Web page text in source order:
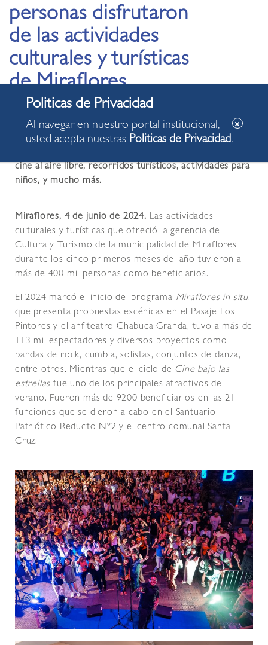
personas disfrutaron
de las actividades
culturales y turísticas
de Miraflores
04.06.2024
cine al aire libre, recorridos turísticos, actividades para
niños, y mucho más.
Miraflores, 4 de junio de 2024. Las actividades
culturales y turísticas que ofreció la gerencia de
Cultura y Turismo de la municipalidad de Miraflores
durante los cinco primeros meses del año tuvieron a
más de 400 mil personas como beneficiarios.
El 2024 marcó el inicio del programa Miraflores in situ,
que presenta propuestas escénicas en el Pasaje Los
Pintores y el anfiteatro Chabuca Granda, tuvo a más de
113 mil espectadores y diversos proyectos como
bandas de rock, cumbia, solistas, conjuntos de danza,
entre otros. Mientras que el ciclo de Cine bajo las
estrellas fue uno de los principales atractivos del
verano. Fueron más de 9200 beneficiarios en las 21
funciones que se dieron a cabo en el Santuario
Patriótico Reducto Nº2 y el centro comunal Santa
Cruz.
Al navegar en nuestro portal institucional,
usted acepta nuestras Politicas de Privacidad.